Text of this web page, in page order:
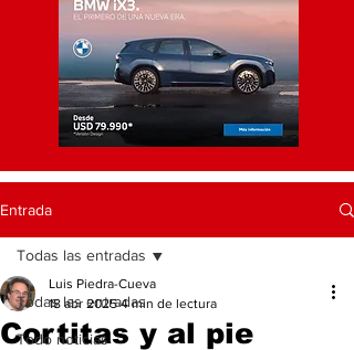
Entrada
Todas las entradas
Todo noticias
Todas las entradas
Cortitas y al pie
Luis Piedra-Cueva
18 abr 2025 4 min de lectura